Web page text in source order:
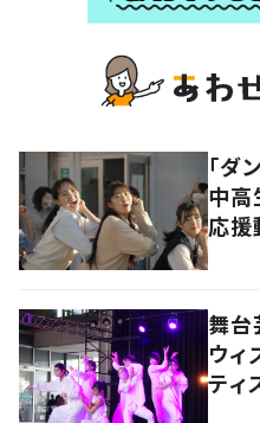
「ダ
中高
応援
舞台
ウィ
ティ